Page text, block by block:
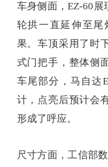
车身侧面，EZ-60
轮拱一直延伸至尾
果。车顶采用了时
式门把手，整体侧
车尾部分，马自达
计，点亮后预计会
形成了呼应。
尺寸方面，工信部